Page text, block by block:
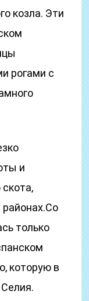
козла. Эти
рогами с
и
только
которую в